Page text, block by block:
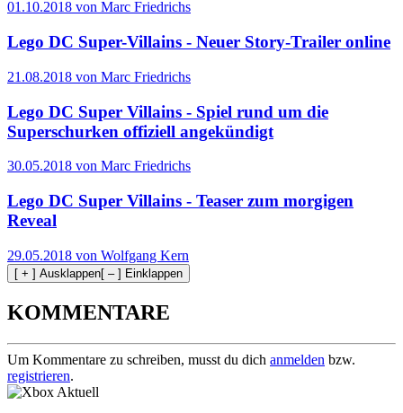
01.10.2018 von Marc Friedrichs
Lego DC Super-Villains - Neuer Story-Trailer online
21.08.2018 von Marc Friedrichs
Lego DC Super Villains - Spiel rund um die
Superschurken offiziell angekündigt
30.05.2018 von Marc Friedrichs
Lego DC Super Villains - Teaser zum morgigen
Reveal
29.05.2018 von Wolfgang Kern
[ + ] Ausklappen[ – ] Einklappen
KOMMENTARE
Um Kommentare zu schreiben, musst du dich anmelden bzw.
registrieren.